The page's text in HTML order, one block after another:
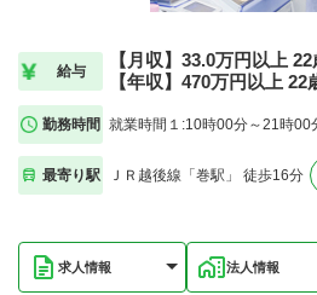
給与
【月収】33.0万円以上
【年収】470万円以上 22
勤務時間 就業時間１:10時00分～21時00
最寄り駅 ＪＲ越後線「巻駅」 徒歩16分
求人情報 法人情報